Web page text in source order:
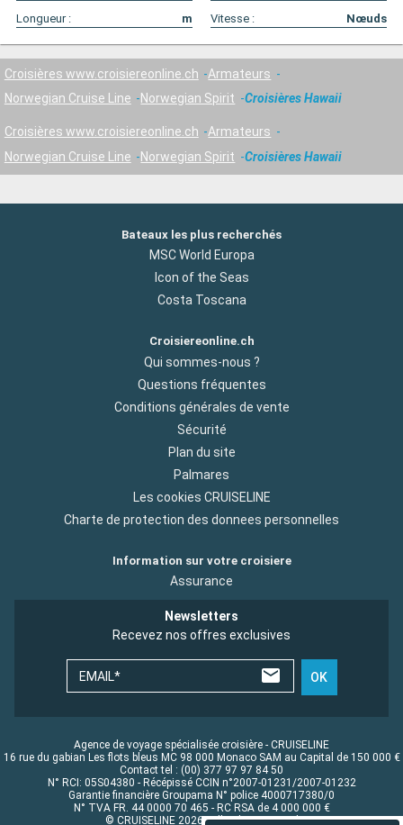
Longueur :
m Vitesse : Nœuds
Croisières www.croisiereonline.ch
Armateurs
Norwegian Cruise Line
Norwegian Spirit Croisières Hawaii
Croisières www.croisiereonline.ch
Armateurs
Norwegian Cruise Line
Norwegian Spirit Croisières Hawaii
Bateaux les plus recherchés
MSC World Europa
Icon of the Seas
Costa Toscana
Croisiereonline.ch
Qui sommes-nous ?
Questions fréquentes
Conditions générales de vente
Sécurité
Plan du site
Palmares
Les cookies CRUISELINE
Charte de protection des donnees personnelles
Information sur votre croisiere
Assurance
Newsletters
Recevez nos offres exclusives
EMAIL* OK
Agence de voyage spécialisée croisière - CRUISELINE
16 rue du gabian Les flots bleus MC 98 000 Monaco SAM au Capital de 150 000 €
Contact tel : (00) 377 97 97 84 50
N° RCI: 05S04380 - Récépissé CCIN n°2007-01231/2007-01232
Garantie financière Groupama N° police 4000717380/0
N° TVA FR. 44 0000 70 465 - RC RSA de 4 000 000 €
© CRUISELINE 2026 - all rights reserved